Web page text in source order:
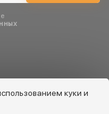
куки и